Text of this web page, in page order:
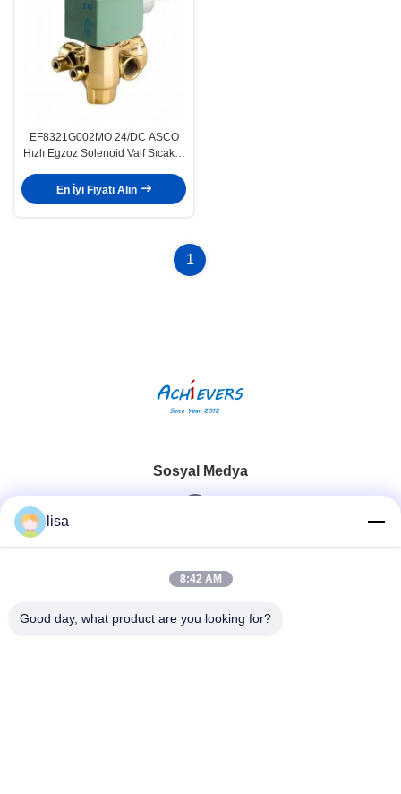
EF8321G002MO 24/DC ASCO
Hızlı Egzoz Solenoid Valf Sıcaklık
En İyi Fiyatı Alın
1
Sosyal Medya
Hızlı iletişim
lisa
8:42 AM
Good day, what product are you looking for?